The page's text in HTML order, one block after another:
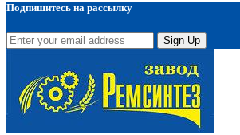
Подпишитесь на рассылку
Sign Up